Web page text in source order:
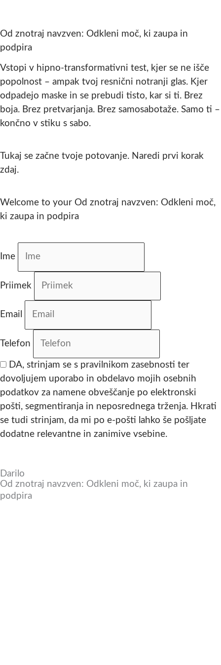
Od znotraj navzven: Odkleni moč, ki zaupa in
podpira
Vstopi v hipno-transformativni test, kjer se ne išče
popolnost – ampak tvoj resnični notranji glas. Kjer
odpadejo maske in se prebudi tisto, kar si ti. Brez
boja. Brez pretvarjanja. Brez samosabotaže. Samo ti –
končno v stiku s sabo.
Tukaj se začne tvoje potovanje. Naredi prvi korak
zdaj.
Welcome to your Od znotraj navzven: Odkleni moč,
ki zaupa in podpira
Ime
Priimek
Email
Telefon
DA, strinjam se s pravilnikom zasebnosti ter
dovoljujem uporabo in obdelavo mojih osebnih
podatkov za namene obveščanje po elektronski
pošti, segmentiranja in neposrednega trženja. Hkrati
se tudi strinjam, da mi po e-pošti lahko še pošljate
dodatne relevantne in zanimive vsebine.
Darilo
Od znotraj navzven: Odkleni moč, ki zaupa in
podpira